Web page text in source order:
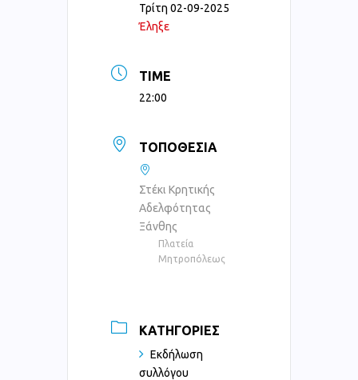
Τρίτη 02-09-2025
Έληξε
TIME
22:00
ΤΟΠΟΘΕΣΊΑ
Στέκι Κρητικής
Αδελφότητας
Ξάνθης
Πλατεία
Μητροπόλεως
ΚΑΤΗΓΟΡΊΕΣ
Εκδήλωση
συλλόγου